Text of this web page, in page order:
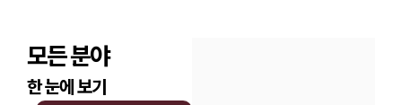
모든 분야
한 눈에 보기